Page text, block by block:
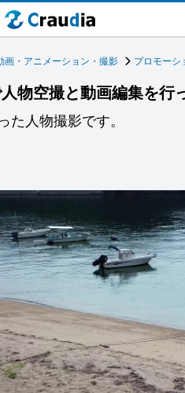
画・アニメーション・撮影 プロモーシ
物空撮と動画編集を行
た人物撮影です。